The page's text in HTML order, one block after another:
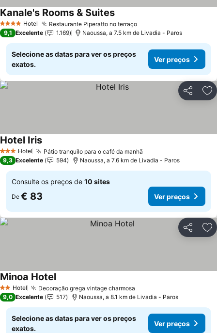
4 EstrelasHotel Restaurante Piperatto no terraçoVer preços
Kanale's Rooms & SuitesVer preços
9,1 Excelente 1.169 Naoussa, a 7.5 km de Livadia - Paros
Selecione as datas para ver os preços
exatos.
Ver preços
Partilhar
3 EstrelasHotel Pátio tranquilo para o café da manhã
Hotel IrisVer preços
9,3 Excelente 594 Naoussa, a 7.6 km de Livadia - Paros
Consulte os preços de 10 sites
De € 83 Ver preços
Partilhar
2 Estrelas
Hotel Decoração grega vintage charmosa
Minoa HotelVer preços
9,0 Excelente 517 Naoussa, a 8.1 km de Livadia - Paros
Selecione as datas para ver os preços
exatos.
Ver preços